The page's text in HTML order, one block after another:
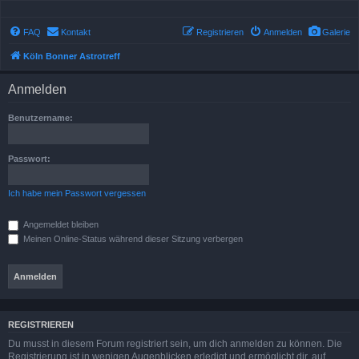
Galerie
FAQ Kontakt Anmelden
Registrieren
Köln Bonner Astrotreff
Anmelden
Benutzername:
Passwort:
Ich habe mein Passwort vergessen
Angemeldet bleiben
Meinen Online-Status während dieser Sitzung verbergen
REGISTRIEREN
Du musst in diesem Forum registriert sein, um dich anmelden zu können. Die
Registrierung ist in wenigen Augenblicken erledigt und ermöglicht dir, auf